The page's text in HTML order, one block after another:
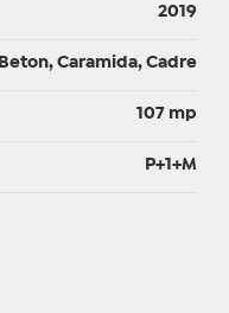
2019
Beton, Caramida, Cadre
107 mp
P+1+M